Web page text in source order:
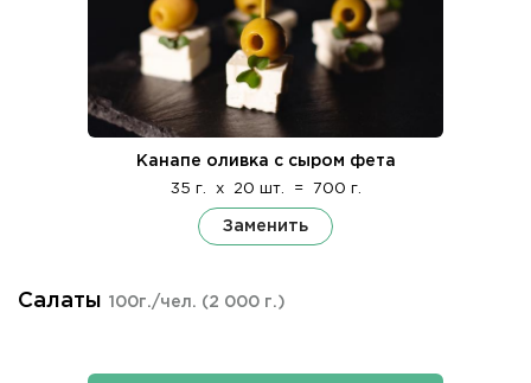
Канапе оливка с сыром фета
35 г. x 20 шт. = 700 г.
Заменить
Салаты 100г./чел. (2 000 г.)